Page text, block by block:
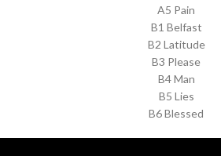
A5 Pain
B1 Belfast
B2 Latitude
B3 Please
B4 Man
B5 Lies
B6 Blessed